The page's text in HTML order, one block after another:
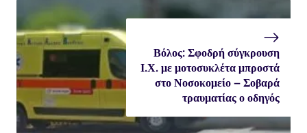
Βόλος: Σφοδρή σύγκρουση
Ι.Χ. με μοτοσυκλέτα μπροστά
στο Νοσοκομείο – Σοβαρά
τραυματίας ο οδηγός